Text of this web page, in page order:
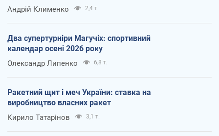
Андрій Клименко 2,4 т.
Два супертурніри Магучіх: спортивний
календар осені 2026 року
Олександр Липенко 6,8 т.
Ракетний щит і меч України: ставка на
виробництво власних ракет
Кирило Татарінов 3,1 т.